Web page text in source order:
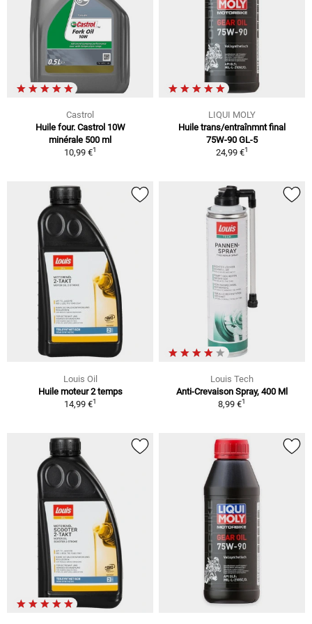
Castrol
Huile four. Castrol 10W
minérale 500 ml
10,99 €1
LIQUI MOLY
Huile trans/entraînmnt final
75W-90 GL-5
24,99 €1
Louis Oil
Huile moteur 2 temps
14,99 €1
Louis Tech
Anti-Crevaison Spray, 400 Ml
8,99 €1